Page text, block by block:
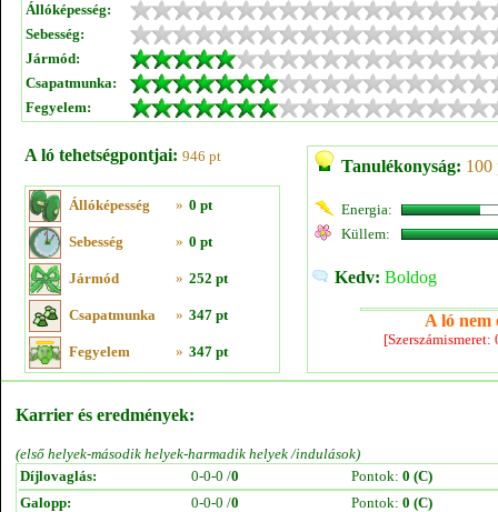
Állóképesség:
Sebesség:
Jármód:
Csapatmunka:
Fegyelem:
A ló tehetségpontjai: 946 pt
Állóképesség » 0 pt
Sebesség » 0 pt
Jármód » 252 pt
Csapatmunka » 347 pt
Fegyelem » 347 pt
Tanulékonyság: 100
Energia:
Küllem:
Kedv: Boldog
A ló nem
Karrier és eredmények:
(első helyek-második helyek-harmadik helyek /indulások)
Díjlovaglás:
0-0-0 /0 Pontok: 0 (C)
Galopp:
0-0-0 /0 Pontok: 0 (C)